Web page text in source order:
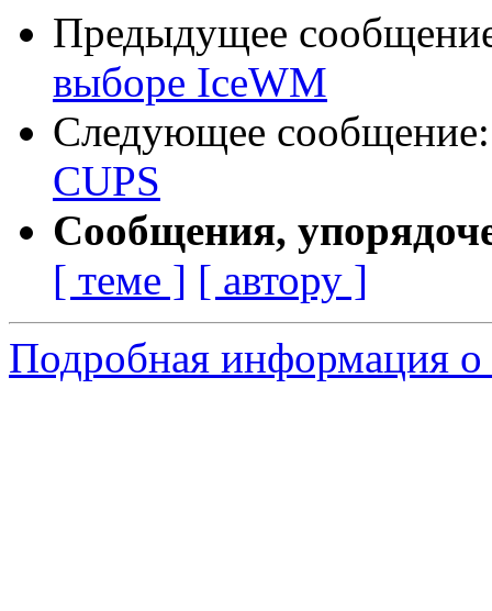
Предыдущее
выборе IceWM
Следующее
CUPS
Сообщения,
[ теме ] [ автору ]
Подробная информация о